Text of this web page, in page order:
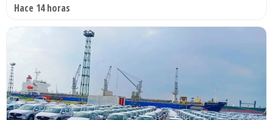
Hace 14 horas